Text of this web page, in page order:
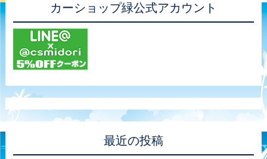
カーショップ緑公式アカウント
最近の投稿